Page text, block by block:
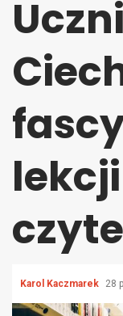
lekcji
Karol Kaczmarek 28